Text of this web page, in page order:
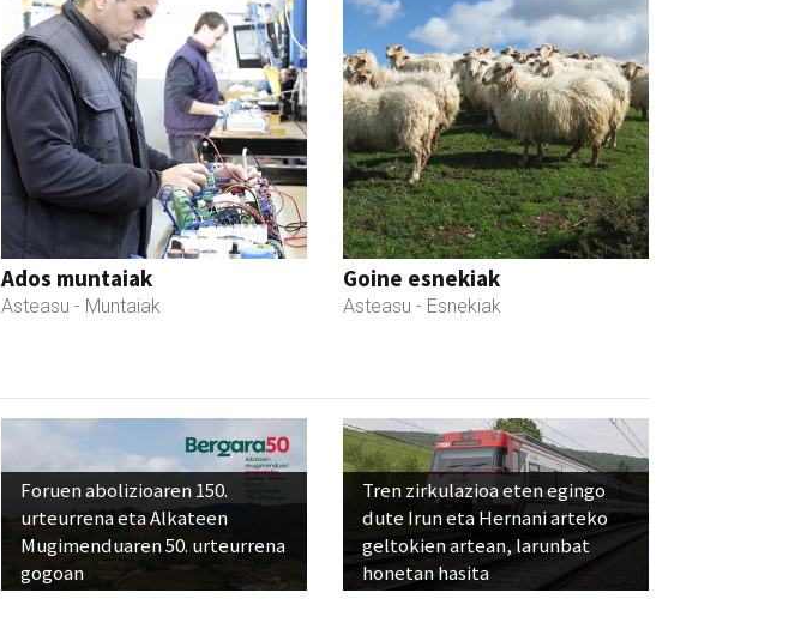
Ados muntaiak
Asteasu - Muntaiak
Goine esnekiak
Asteasu - Esnekiak
Foruen abolizioaren 150.
urteurrena eta Alkateen
Mugimenduaren 50. urteurrena
gogoan
Tren zirkulazioa eten egingo
dute Irun eta Hernani arteko
geltokien artean, larunbat
honetan hasita